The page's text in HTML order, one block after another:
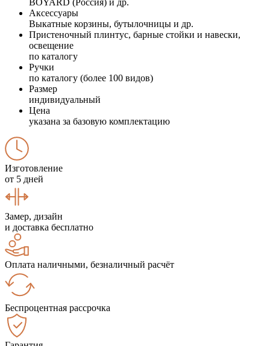
Аксессуары
Выкатные корзины, бутылочницы и др.
Пристеночный плинтус, барные стойки и навески,
освещение
по каталогу
Ручки
по каталогу (более 100 видов)
Размер
индивидуальный
Цена
указана за базовую комплектацию
Изготовление
от 5 дней
Замер, дизайн
и доставка бесплатно
Оплата наличными, безналичный расчёт
Беспроцентная рассрочка